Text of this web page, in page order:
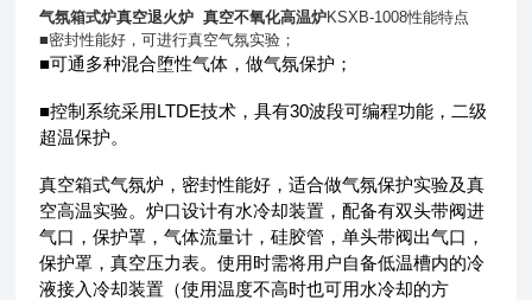
气氛箱式炉真空退火炉 真空不氧化高温炉KSXB-1008性能特点
■密封性能好，可进行真空气氛实验；
■可通多种混合堕性气体，做气氛保护；
■控制系统采用LTDE技术，具有30波段可编程功能，二级
超温保护。
真空箱式气氛炉，密封性能好，适合做气氛保护实验及真
空高温实验。炉口设计有水冷却装置，配备有双头带阀进
气口，保护罩，气体流量计，硅胶管，单头带阀出气口，
保护罩，真空压力表。使用时需将用户自备低温槽内的冷
液接入冷却装置（使用温度不高时也可用水冷却的方